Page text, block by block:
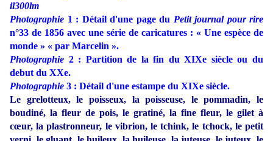
Photographie 1 : Détail d'une page du Petit journal pour rire
n°33 de 1856 avec une série de caricatures : « Une espèce de
monde » « par Marcelin ».
Photographie 2 : Partition de la fin du XIXe siècle ou du
debut du XXe.
Photographie 3 : Détail d'une estampe du XIXe siècle.
Le grelotteux, le poisseux, la poisseuse, le pommadin, le
boudiné, la fleur de pois, le gratiné, la fine fleur, le gilet à
cœur, la plastronneur, le vibrion, le tchink, le tchock, le petit